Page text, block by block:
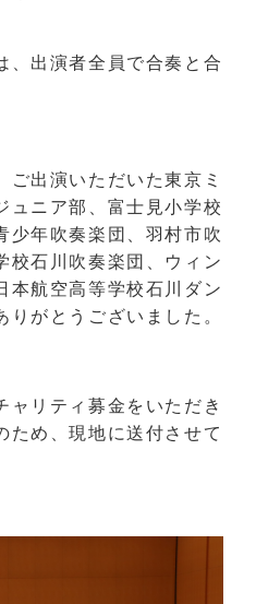
、出演者全員で合奏と合
ご出演いただいた東京ミ
ュニア部、富士見小学校
少年吹奏楽団、羽村市吹
校石川吹奏楽団、ウィン
本航空高等学校石川ダン
りがとうございました。
ャリティ募金をいただき
ため、現地に送付させて